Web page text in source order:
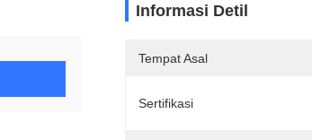
Informasi Detil
Tempat Asal
Sertifikasi